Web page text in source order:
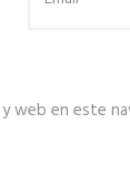
web en este